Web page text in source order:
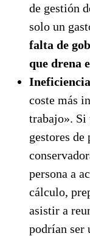
de gestión
solo un
falta de
que drena
coste más
trabajo». Si
gestores
persona a
cálculo,
asistir a
podrían ser